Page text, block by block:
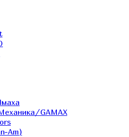
GAMAX
Am)